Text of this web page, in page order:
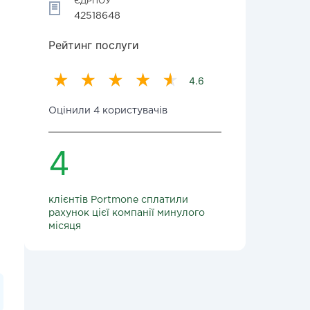
42518648
Рейтинг послуги
4.6
Оцінили 4 користувачів
4
клієнтів Portmone сплатили
рахунок цієї компанії минулого
місяця